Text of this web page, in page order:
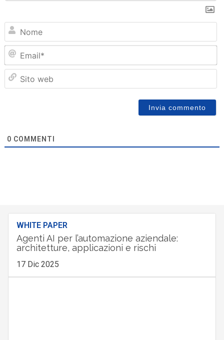
0 COMMENTI
WHITE PAPER
Agenti AI per l’automazione aziendale:
architetture, applicazioni e rischi
17 Dic 2025